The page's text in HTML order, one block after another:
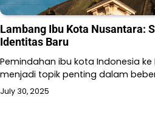
Lambang Ibu Kota Nusantara:
Identitas Baru
Pemindahan ibu kota Indonesia
menjadi topik penting dalam
July 30, 2025